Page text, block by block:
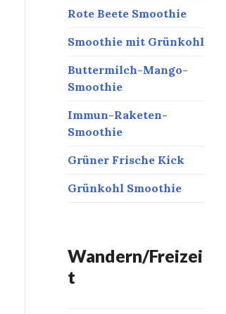
Rote Beete Smoothie
Smoothie mit Grünkohl
Buttermilch-Mango-
Smoothie
Immun-Raketen-
Smoothie
Grüner Frische Kick
Grünkohl Smoothie
Wandern/Freizei
t